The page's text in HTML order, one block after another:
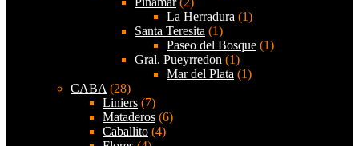
La Herradura (1)
Santa Teresita (1)
Paseo del Bosque (1)
Gral. Pueyrredon (1)
Mar del Plata (1)
CABA (28)
Liniers (7)
Mataderos (6)
Caballito (4)